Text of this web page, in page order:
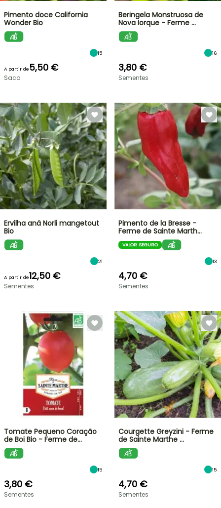
Pimento doce California
Wonder Bio
15
A partir de5,50 €
Saco
Beringela Monstruosa de
Nova Iorque - Ferme …
16
3,80 €
Sementes
Ervilha anã Norli mangetout
Bio
21
A partir de12,50 €
Sementes
Pimento de la Bresse -
Ferme de Sainte Marth…
VALOR SEGURO
13
4,70 €
Sementes
Tomate Pequeno Coração
de Boi Bio - Ferme de…
15
3,80 €
Sementes
Courgette Greyzini - Ferme
de Sainte Marthe …
15
4,70 €
Sementes